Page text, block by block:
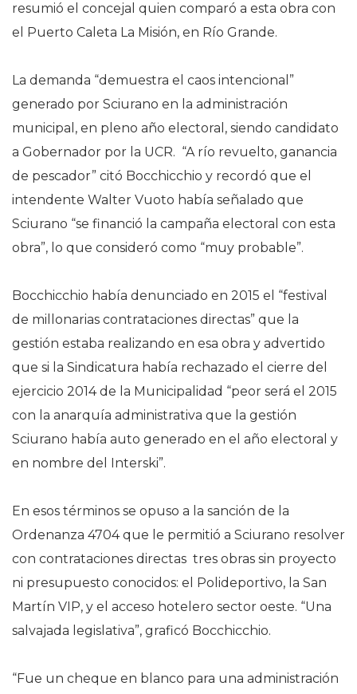
resumió el concejal quien comparó a esta obra con
el Puerto Caleta La Misión, en Río Grande.
La demanda “demuestra el caos intencional”
generado por Sciurano en la administración
municipal, en pleno año electoral, siendo candidato
a Gobernador por la UCR. “A río revuelto, ganancia
de pescador” citó Bocchicchio y recordó que el
intendente Walter Vuoto había señalado que
Sciurano “se financió la campaña electoral con esta
obra”, lo que consideró como “muy probable”.
Bocchicchio había denunciado en 2015 el “festival
de millonarias contrataciones directas” que la
gestión estaba realizando en esa obra y advertido
que si la Sindicatura había rechazado el cierre del
ejercicio 2014 de la Municipalidad “peor será el 2015
con la anarquía administrativa que la gestión
Sciurano había auto generado en el año electoral y
en nombre del Interski”.
En esos términos se opuso a la sanción de la
Ordenanza 4704 que le permitió a Sciurano resolver
con contrataciones directas tres obras sin proyecto
ni presupuesto conocidos: el Polideportivo, la San
Martín VIP, y el acceso hotelero sector oeste. “Una
salvajada legislativa”, graficó Bocchicchio.
“Fue un cheque en blanco para una administración